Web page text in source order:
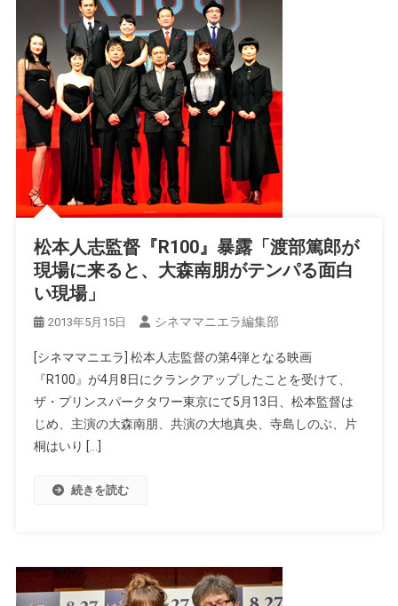
松本人志監督『R100』暴露「渡部篤郎が
現場に来ると、大森南朋がテンパる面白
い現場」
2013年5月15日 シネママニエラ編集部
[シネママニエラ] 松本人志監督の第4弾となる映画
『R100』が4月8日にクランクアップしたことを受けて、
ザ・プリンスパークタワー東京にて5月13日、松本監督は
じめ、主演の大森南朋、共演の大地真央、寺島しのぶ、片
桐はいり […]
続きを読む